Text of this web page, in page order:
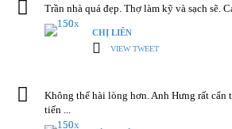
LỰA CHỌN CÁC TÙY CHỌN
Trần nhà quá đẹp. Thợ làm kỹ và sạch sẽ.
CHỊ LIÊN
VIEW TWEET
Không thể hài lòng hơn. Anh Hưng rất cẩn
tiến ...